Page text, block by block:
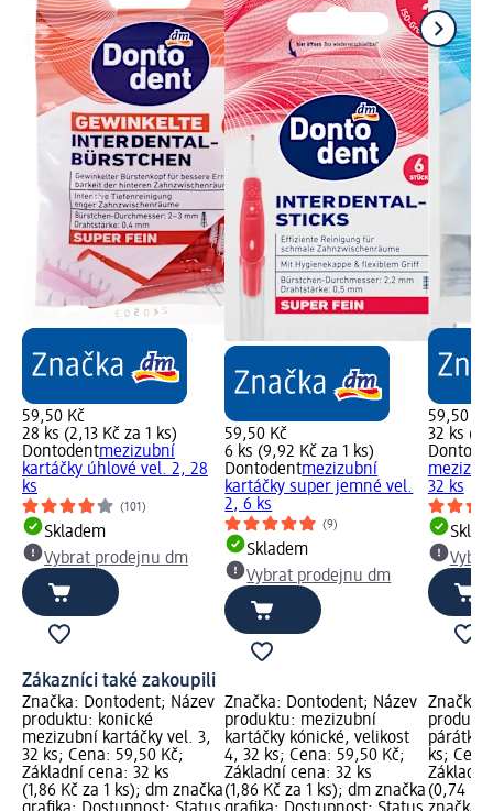
59,50 Kč
28 ks (2,13 Kč za 1 ks)
Dontodentmezizubní
kartáčky úhlové vel. 2, 28
ks
(101)
Skladem
Vybrat prodejnu dm
59,50 Kč
6 ks (9,92 Kč za 1 ks)
Dontodentmezizubní
kartáčky super jemné vel.
2, 6 ks
(9)
Skladem
Vybrat prodejnu dm
59,50 Kč
32 ks
32 ks
Zákazníci také zakoupili
Značka: Dontodent; Název
produktu: konické
mezizubní kartáčky vel. 3,
32 ks; Cena: 59,50 Kč;
Základní cena: 32 ks
(1,86 Kč za 1 ks); dm značka
Značka: Dontodent; Název
produktu: mezizubní
kartáčky kónické, velikost
4, 32 ks; Cena: 59,50 Kč;
Základní cena: 32 ks
(1,86 Kč za 1 ks); dm značka
Značka:
párátka
ks;
(0,74 Kč